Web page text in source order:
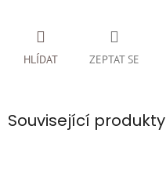
ZEPTAT SE
HLÍDAT
Související produkty